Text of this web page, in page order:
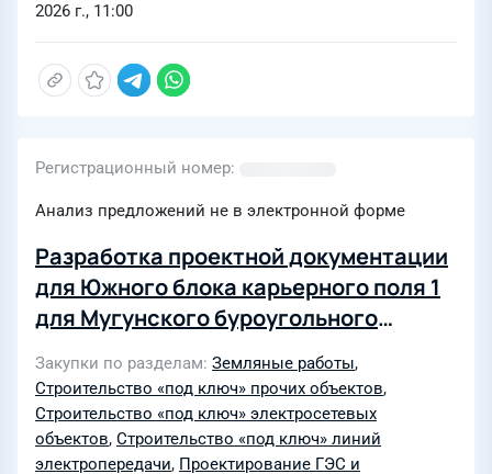
2026 г., 11:00
Регистрационный номер
Анализ предложений не в электронной форме
Разработка проектной документации
для Южного блока карьерного поля 1
для Мугунского буроугольного
Закупки по разделам Земляные работы,
Строительство «под ключ» прочих объектов,
Строительство «под ключ» электросетевых
объектов, Строительство «под ключ» линий
электропередачи, Проектирование ГЭС и